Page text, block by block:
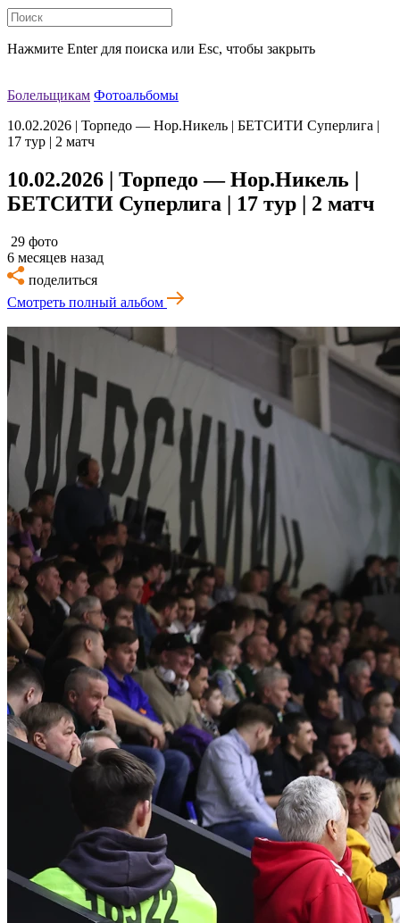
Нажмите Enter для поиска или Esc, чтобы закрыть
Болельщикам Фотоальбомы
10.02.2026 | Торпедо — Нор.Никель | БЕТСИТИ Суперлига |
17 тур | 2 матч
10.02.2026 | Торпедо — Нор.Никель |
БЕТСИТИ Суперлига | 17 тур | 2 матч
29 фото
6 месяцев назад
поделиться
Смотреть полный альбом